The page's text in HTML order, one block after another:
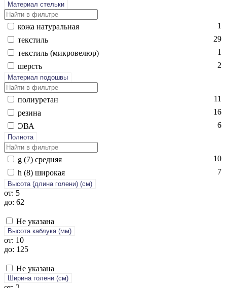
Материал стельки
ко­жа на­тураль­ная
1
текс­тиль
29
текс­тиль (мик­ро­велюр)
1
шерсть
2
Материал подошвы
по­ли­уре­тан
11
ре­зина
16
ЭВА
6
Полнота
g (7) сред­няя
10
h (8) ши­рокая
7
Высота (длина голени) (cм)
от: 5
до: 62
Не указана
Высота каблука (мм)
от: 10
до: 125
Не указана
Ширина голени (см)